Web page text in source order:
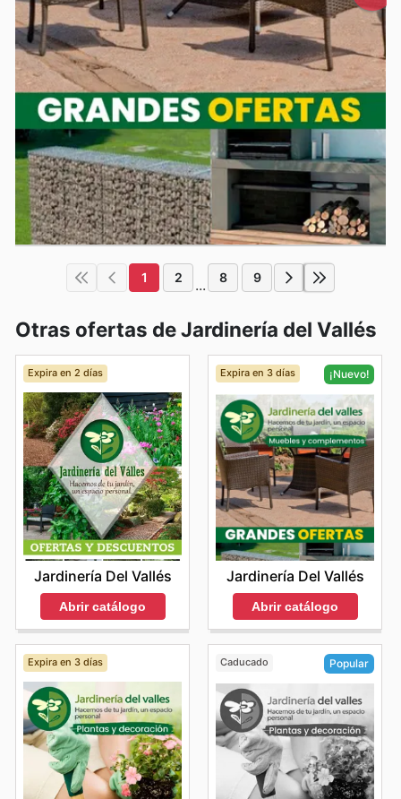
1 2 ... 8 9
Otras ofertas de Jardinería del Vallés
Expira en 2 días
Jardinería Del Vallés
Abrir catálogo
Expira en 3 días ¡Nuevo!
Jardinería Del Vallés
Abrir catálogo
Expira en 3 días Caducado Popular